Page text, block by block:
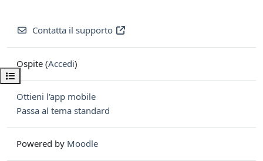
Apri indice del corso
Contatta il supporto
Ospite (Accedi)
Ottieni l'app mobile
Passa al tema standard
Powered by Moodle